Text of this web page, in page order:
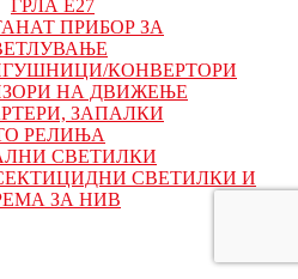
ГРЛА Е27
ПРИБОР ЗА
КОНВЕРТОРИ
НА ДВИЖЕЊЕ
ЗАПАЛКИ
РЕЛИЊА
СВЕТИЛКИ
СВЕТИЛКИ И
ЗА НИВ